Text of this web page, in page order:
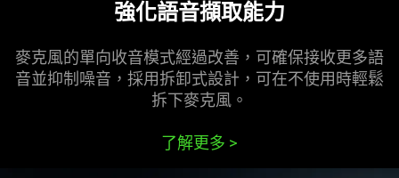
強化語音擷取能力
麥克風的單向收音模式經過改善，可確保接收更多語
音並抑制噪音，採用拆卸式設計，可在不使用時輕鬆
拆下麥克風。
了解更多 >